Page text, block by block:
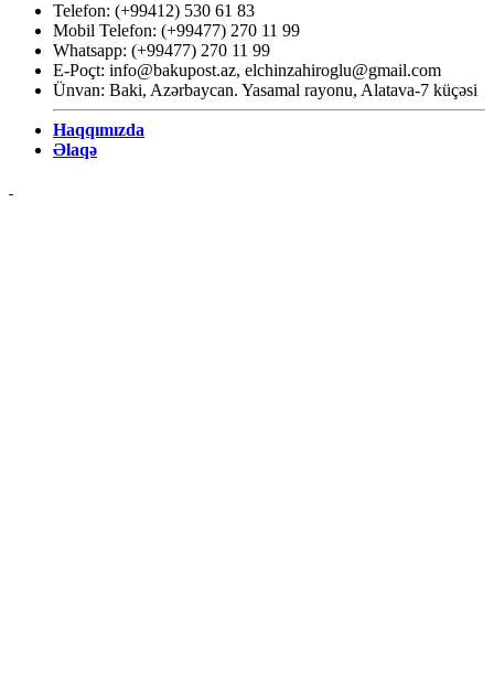
Telefon: (+99412) 530 61 83
Mobil Telefon: (+99477) 270 11 99
Whatsapp: (+99477) 270 11 99
E-Poçt: info@bakupost.az, elchinzahiroglu@gmail.com
Ünvan: Baki, Azərbaycan. Yasamal rayonu, Alatava-7 küçəsi
Haqqımızda
Əlaqə